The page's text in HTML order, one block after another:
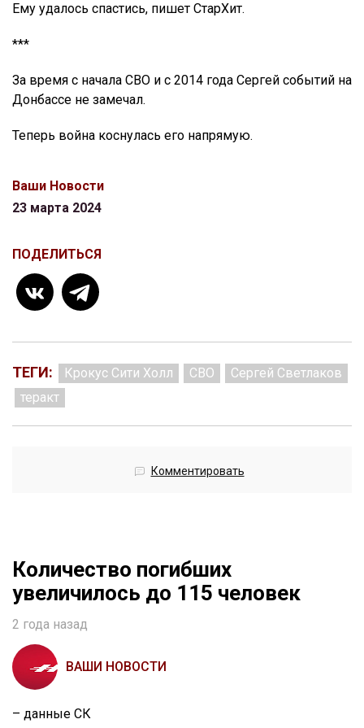
Ему удалось спастись, пишет СтарХит.
***
За время с начала СВО и с 2014 года Сергей событий на
Донбассе не замечал.
Теперь война коснулась его напрямую.
Ваши Новости
23 марта 2024
ПОДЕЛИТЬСЯ
ТЕГИ: Крокус Сити Холл СВО
Сергей Светлаков
теракт
Комментировать
Количество погибших
увеличилось до 115 человек
2 года назад
ВАШИ НОВОСТИ
– данные СК